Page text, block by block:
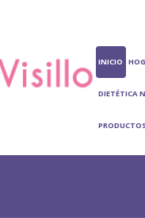
INICIO
DIETÉTICA